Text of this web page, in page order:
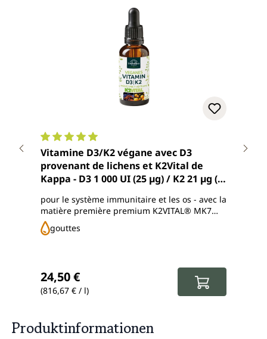
Note moyenne de 5 sur 5 étoiles
Vitamine D3/K2 végane avec D3
provenant de lichens et K2Vital de
Kappa - D3 1 000 UI (25 µg) / K2 21 µg (1
de Unimedica
pour le système immunitaire et les os - avec la
matière première premium K2VITAL® MK7
All-trans de Kappa
gouttes
24,50 €
(816,67 € / l)
Produktinformationen